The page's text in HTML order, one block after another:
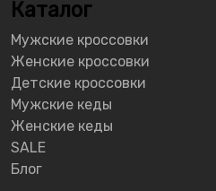
Каталог
Мужские кроссовки
Женские кроссовки
Детские кроссовки
Мужские кеды
Женские кеды
SALE
Блог